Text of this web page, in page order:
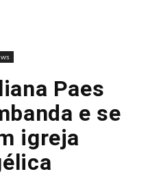
Paes
e se
igreja